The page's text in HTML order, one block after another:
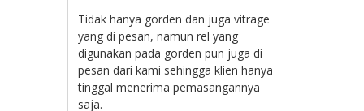
Tidak hanya gorden dan juga vitrage
yang di pesan, namun rel yang
digunakan pada gorden pun juga di
pesan dari kami sehingga klien hanya
tinggal menerima pemasangannya
saja.